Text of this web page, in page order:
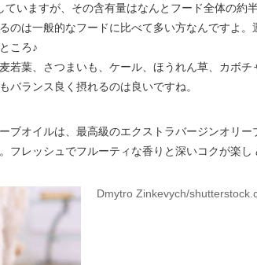
ていますが、その含有量はなんとフード全体の
のは一般的なフードに比べて多い方なんですよ
ころ♪
若葉、さつまいも、ケール、ほうれん草、カボ
バランス良く摂れるのは良いですね。
ブオイルは、最高級のエクストラバージンオリー
フレッシュでフルーティな香りと深いコクが楽し
Dmytro Zinkevych/